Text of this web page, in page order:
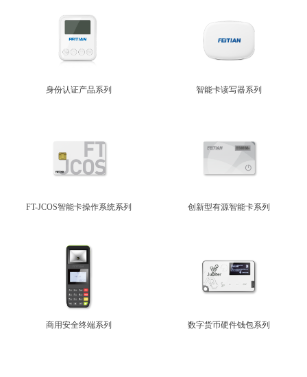
身份认证产品系列 智能卡读写器系列
FT-JCOS智能卡操作系统系列 创新型有源智能卡系列
商用安全终端系列 数字货币硬件钱包系列